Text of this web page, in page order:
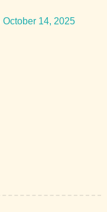
October 14, 2025